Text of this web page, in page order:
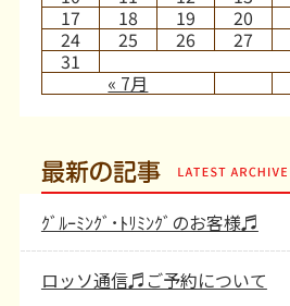
« 7月
17
18 19 20
24
25 26 27
31
最新の記事
ｸﾞﾙｰﾐﾝｸﾞ･ﾄﾘﾐﾝｸﾞのお客様♬
ロッソ通信♬ご予約について